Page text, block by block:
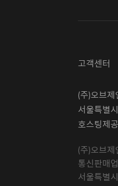
고객센터
(주)오브
서울특별
호스팅제
(주)오브
통신판매
서울특별